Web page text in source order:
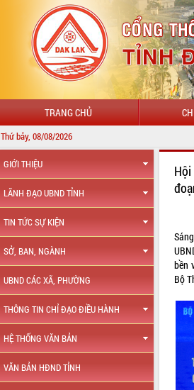
TRANG CHỦ
Thứ bảy, 08/08/2026
GIỚI THIỆU
LÃNH ĐẠO UBND TỈNH
TIN TỨC SỰ KIỆN
SỞ, BAN, NGÀNH
UBND CÁC XÃ, PHƯỜNG
THÔNG TIN CHỈ ĐẠO ĐIỀU HÀNH
HỆ THỐNG VĂN BẢN
VĂN BẢN HĐND TỈNH
bền
Bộ